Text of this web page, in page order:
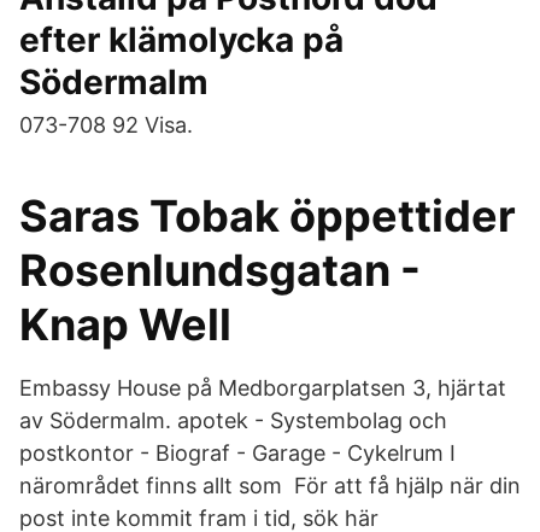
efter klämolycka på
Södermalm
073-708 92 Visa.
Saras Tobak öppettider
Rosenlundsgatan -
Knap Well
Embassy House på Medborgarplatsen 3, hjärtat
av Södermalm. apotek - Systembolag och
postkontor - Biograf - Garage - Cykelrum I
närområdet finns allt som För att få hjälp när din
post inte kommit fram i tid, sök här